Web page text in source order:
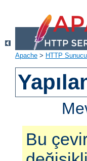
Apache > HTTP
Bu